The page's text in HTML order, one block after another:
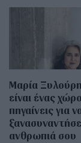
Μαρία
είναι ένας
πηγαίνεις για
ανθρωπιά σου